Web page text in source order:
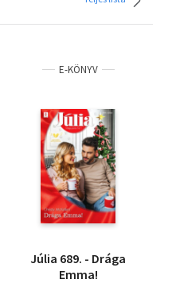
E-KÖNYV
Júlia 689. - Drága
Emma!